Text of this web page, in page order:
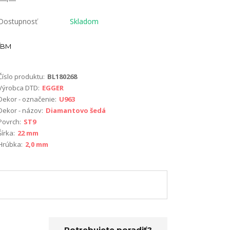
Skladom
BM
produktu: BL180268
DTD: EGGER
- označenie: U963
- názov: Diamantovo šedá
ST9
22 mm
2,0 mm